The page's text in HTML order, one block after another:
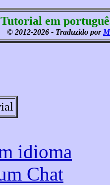
em
© 2012-2026 - Traduzido por
idioma
Chat